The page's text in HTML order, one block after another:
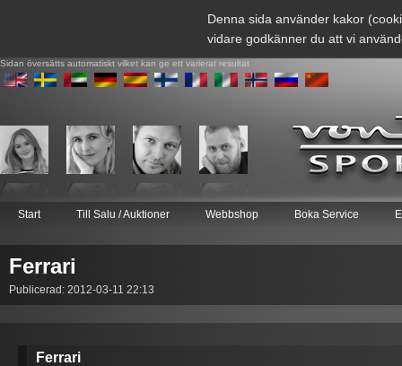
Denna sida använder kakor
vidare godkänner du att vi
Sidan översätts automatiskt vilket kan ge ett varierat resultat
Start Till Salu / Auktioner Webbshop Boka Service
Ferrari
Publicerad: 2012-03-11 22:13
Ferrari